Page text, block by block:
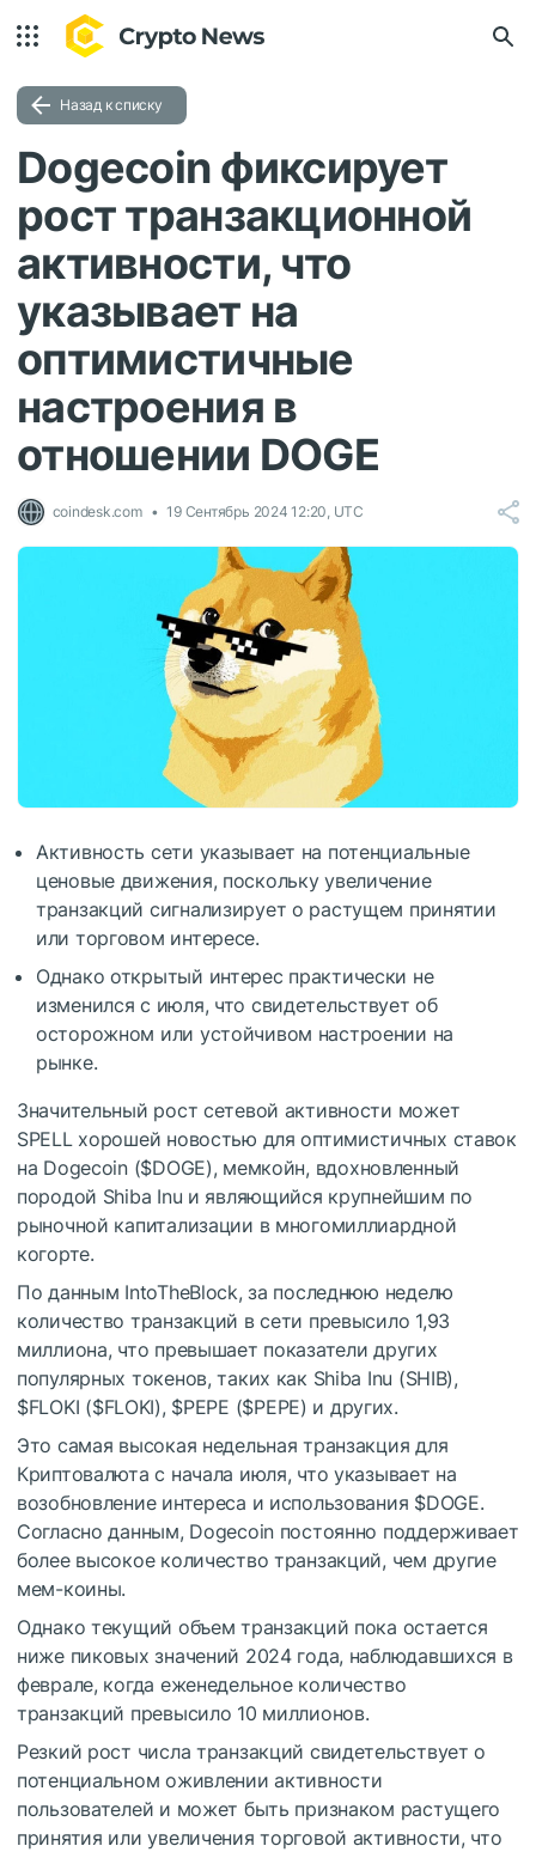
Назад к списку
Dogecoin фиксирует
рост транзакционной
активности, что
указывает на
оптимистичные
настроения в
отношении DOGE
coindesk.com 19 Сентябрь 2024 12:20, UTC
Активность сети указывает на потенциальные
ценовые движения, поскольку увеличение
транзакций сигнализирует о растущем принятии
или торговом интересе.
Однако открытый интерес практически не
изменился с июля, что свидетельствует об
осторожном или устойчивом настроении на
рынке.
Значительный рост сетевой активности может
SPELL хорошей новостью для оптимистичных ставок
на Dogecoin ($DOGE), мемкойн, вдохновленный
породой Shiba Inu и являющийся крупнейшим по
рыночной капитализации в многомиллиардной
когорте.
По данным IntoTheBlock, за последнюю неделю
количество транзакций в сети превысило 1,93
миллиона, что превышает показатели других
популярных токенов, таких как Shiba Inu (SHIB),
$FLOKI ($FLOKI), $PEPE ($PEPE) и других.
Это самая высокая недельная транзакция для
Криптовалюта с начала июля, что указывает на
возобновление интереса и использования $DOGE.
Согласно данным, Dogecoin постоянно поддерживает
более высокое количество транзакций, чем другие
мем-коины.
Однако текущий объем транзакций пока остается
ниже пиковых значений 2024 года, наблюдавшихся в
феврале, когда еженедельное количество
транзакций превысило 10 миллионов.
Резкий рост числа транзакций свидетельствует о
потенциальном оживлении активности
пользователей и может быть признаком растущего
принятия или увеличения торговой активности, что